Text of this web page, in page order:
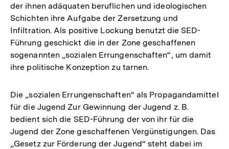
der ihnen adäquaten beruflichen und ideologischen
Schichten ihre Aufgabe der Zersetzung und
Infiltration. Als positive Lockung benutzt die SED-
Führung geschickt die in der Zone geschaffenen
sogenannten „sozialen Errungenschaften“, um damit
ihre politische Konzeption zu tarnen.
Die „sozialen Errungenschaften“ als Propagandamittel
für die Jugend Zur Gewinnung der Jugend z. B.
bedient sich die SED-Führung der von ihr für die
Jugend der Zone geschaffenen Vergünstigungen. Das
„Gesetz zur Förderung der Jugend“ steht dabei im